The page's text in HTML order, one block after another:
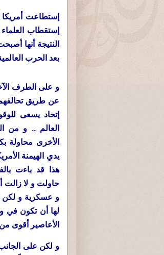
إستطاعت
إستقطاب
النتيجة أنها
بعد الحرب
و على الطرف
عن طريق تحالفهم
إتحاد يسعى
العالم .. و من
الأخرى
يدي الهيمنة
هذا قد باءت
حاولت و لا زالت
و عسكرية و لكن
لها أن تكون في
الأعاصير أقوى
و لكن على